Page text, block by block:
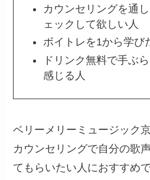
カウンセリングを通
ェックして欲しい人
ボイトレを1から学び
ドリンク無料で手ぶ
感じる人
ベリーメリーミュージック
カウンセリングで自分の歌
てもらいたい人におすすめ